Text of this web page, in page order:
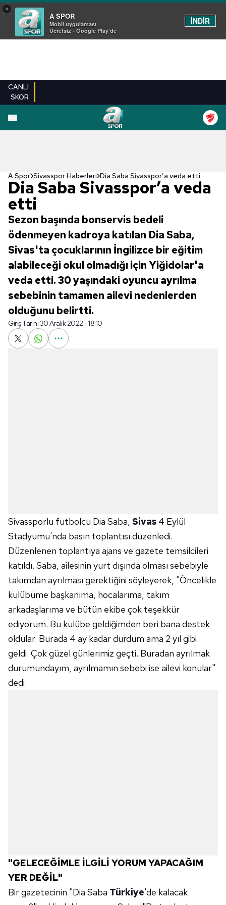
×
A SPOR
Mobil uygulaması
Ücretsiz - Google Play'de
İNDİR
CANLI
SKOR
A Spor Sivasspor Haberleri Dia Saba Sivasspor’a veda etti
Dia Saba Sivasspor’a veda
etti
Sezon başında bonservis bedeli
ödenmeyen kadroya katılan Dia Saba,
Sivas'ta çocuklarının İngilizce bir eğitim
alabileceği okul olmadığı için Yiğidolar'a
veda etti. 30 yaşındaki oyuncu ayrılma
sebebinin tamamen ailevi nedenlerden
olduğunu belirtti.
Giriş Tarihi:30 Aralık 2022 - 18:10
Sivassporlu futbolcu Dia Saba, Sivas 4 Eylül
Stadyumu'nda basın toplantısı düzenledi.
Düzenlenen toplantıya ajans ve gazete temsilcileri
katıldı. Saba, ailesinin yurt dışında olması sebebiyle
takımdan ayrılması gerektiğini söyleyerek, "Öncelikle
kulübüme başkanıma, hocalarıma, takım
arkadaşlarıma ve bütün ekibe çok teşekkür
ediyorum. Bu kulübe geldiğimden beri bana destek
oldular. Burada 4 ay kadar durdum ama 2 yıl gibi
geldi. Çok güzel günlerimiz geçti. Buradan ayrılmak
durumundayım, ayrılmamın sebebi ise ailevi konular"
dedi.
"GELECEĞİMLE İLGİLİ YORUM YAPACAĞIM
YER DEĞİL"
Bir gazetecinin "Dia Saba Türkiye'de kalacak